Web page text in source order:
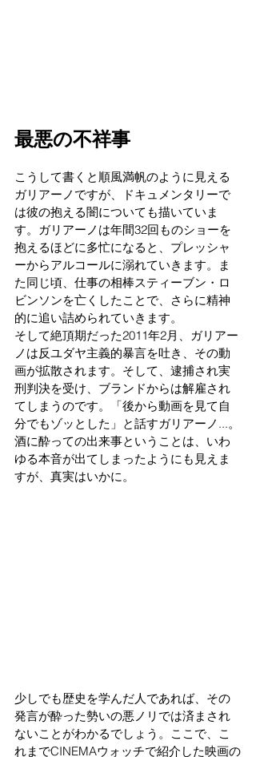
最悪の不祥事
こうして書くと順風満帆のように見える
ガリアーノですが、ドキュメンタリーで
は彼の抱える闇についても描いていま
す。ガリアーノは年間32回ものショーを
抱えるほどに多忙になると、プレッシャ
ーからアルコールに溺れていきます。ま
た同じ頃、仕事の相棒スティーブン・ロ
ビンソンを亡くしたことで、さらに精神
的に追い詰められていきます。
そして絶頂期だった2011年2月、ガリアー
ノは反ユダヤ主義的暴言を吐き、その動
画が拡散されます。そして、逮捕され実
刑判決を受け、ブランドからは解雇され
てしまうのです。「後から動画を見て自
分でもゾッとした」と話すガリアーノ...。
酒に酔っての出来事ということは、いわ
ゆる本音が出てしまったようにも見えま
すが、真実はいかに。
少しでも歴史を学んだ人であれば、その
発言が酔った勢いの悪ノリでは済まされ
ないことがわかるでしょう。ここで、こ
れまでCINEMAウォッチで紹介した映画の